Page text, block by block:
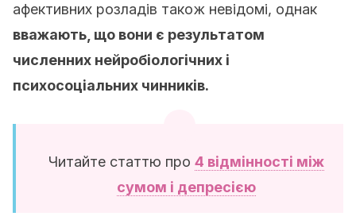
афективних розладів також невідомі, однак
вважають, що вони є результатом
численних нейробіологічних і
психосоціальних чинників.
Читайте статтю про 4 відмінності між
сумом і депресією